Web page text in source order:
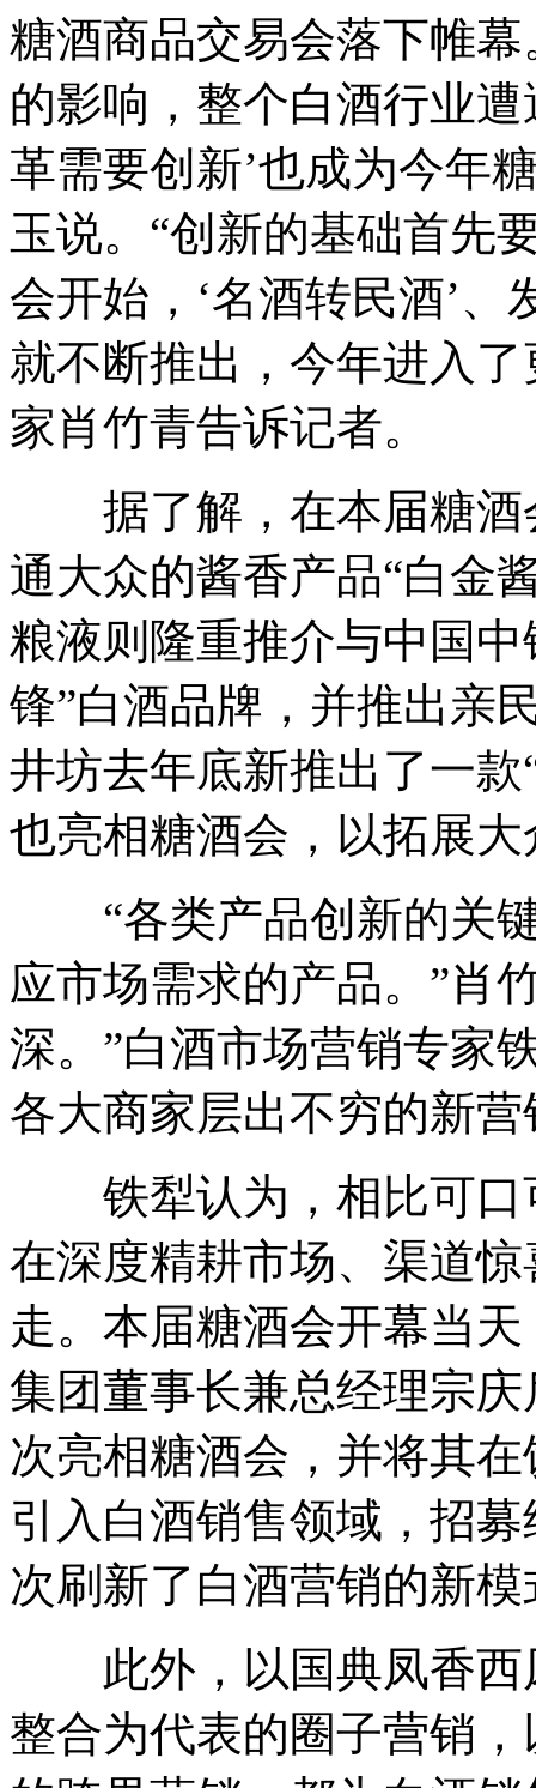
糖酒商品交易会落下帷
的影响，整个白酒行业遭
革需要创新’也成为今年
玉说。“创新的基础首先
会开始，‘名酒转民酒’、
就不断推出，今年进入
家肖竹青告诉记者。
据了解，在本届糖酒
通大众的酱香产品“白金
粮液则隆重推介与中国
锋”白酒品牌，并推出亲
井坊去年底新推出了一
也亮相糖酒会，以拓展
“各类产品创新的关键
应市场需求的产品。”肖
深。”白酒市场营销专家
各大商家层出不穷的新
铁犁认为，相比可口
在深度精耕市场、渠道
走。本届糖酒会开幕当
集团董事长兼总经理宗
次亮相糖酒会，并将其
引入白酒销售领域，招
次刷新了白酒营销的新模
此外，以国典凤香西
整合为代表的圈子营销